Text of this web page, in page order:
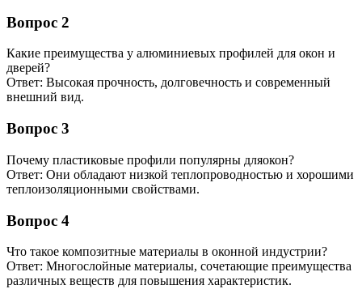
Вопрос 2
Какие преимущества у алюминиевых профилей для окон и
дверей?
Ответ: Высокая прочность, долговечность и современный
внешний вид.
Вопрос 3
Почему пластиковые профили популярны дляокон?
Ответ: Они обладают низкой теплопроводностью и хорошими
теплоизоляционными свойствами.
Вопрос 4
Что такое композитные материалы в оконной индустрии?
Ответ: Многослойные материалы, сочетающие преимущества
различных веществ для повышения характеристик.